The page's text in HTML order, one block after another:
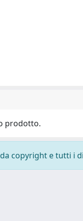
prodotto.
copyright e tutti i